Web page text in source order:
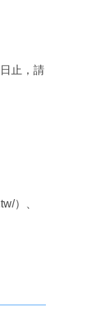
止，請
）、